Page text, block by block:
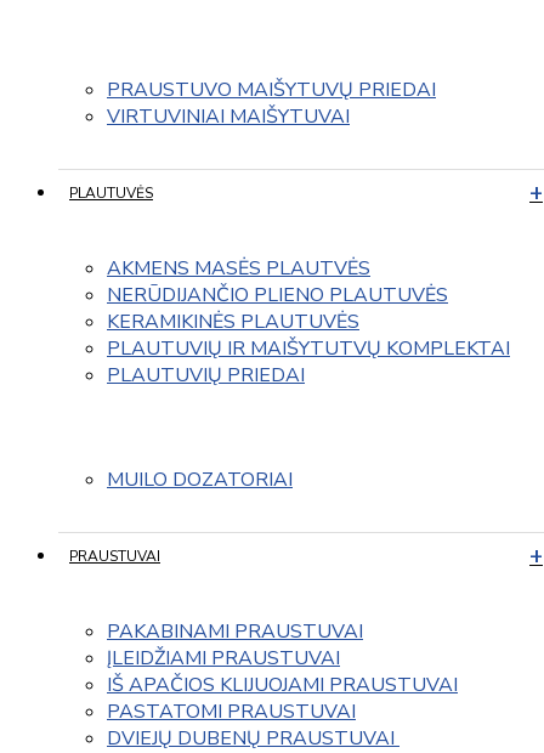
PRAUSTUVO MAIŠYTUVŲ PRIEDAI
VIRTUVINIAI MAIŠYTUVAI
PLAUTUVĖS
AKMENS MASĖS PLAUTVĖS
NERŪDIJANČIO PLIENO PLAUTUVĖS
KERAMIKINĖS PLAUTUVĖS
PLAUTUVIŲ IR MAIŠYTUTVŲ KOMPLEKTAI
PLAUTUVIŲ PRIEDAI
MUILO DOZATORIAI
PRAUSTUVAI
PAKABINAMI PRAUSTUVAI
ĮLEIDŽIAMI PRAUSTUVAI
IŠ APAČIOS KLIJUOJAMI PRAUSTUVAI
PASTATOMI PRAUSTUVAI
DVIEJŲ DUBENŲ PRAUSTUVAI